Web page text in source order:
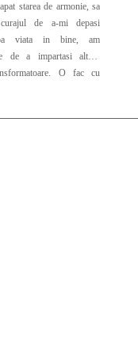
starea de armonie, sa
de a-mi depasi
viata in bine, am
de a impartasi altora
O fac cu